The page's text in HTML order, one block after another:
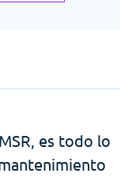
es todo lo